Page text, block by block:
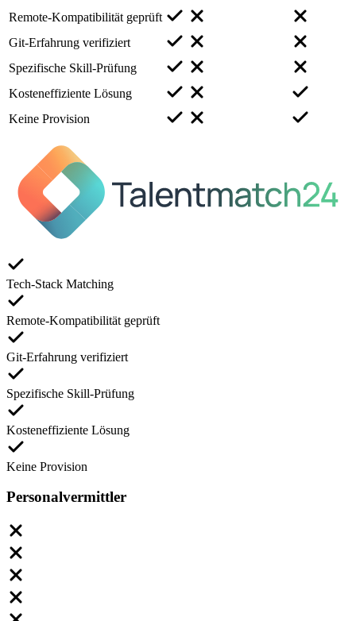
Remote-Kompatibilität geprüft
Git-Erfahrung verifiziert
Spezifische Skill-Prüfung
Kosteneffiziente Lösung
Keine Provision
Tech-Stack Matching
Remote-Kompatibilität geprüft
Git-Erfahrung verifiziert
Spezifische Skill-Prüfung
Kosteneffiziente Lösung
Keine Provision
Personalvermittler